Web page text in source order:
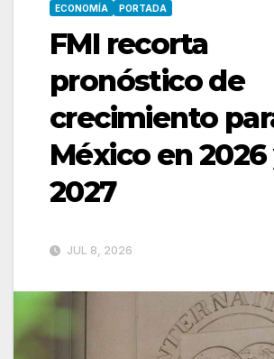
ECONOMÍA PORTADA
FMI recorta
pronóstico de
crecimiento
México en 2026
2027
JUL 8, 2026